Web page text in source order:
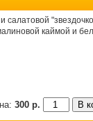
салатовой
каймой и
300 р.